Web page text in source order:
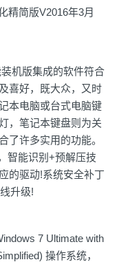
精简版V2016年3月
机版集成的软件符合
喜好，既大众，又时
本电脑或台式电脑键
，笔记本键盘则为关
了许多实用的功能。
智能识别+预解压技
的驱动!系统安全补丁
升级!
7 Ultimate with
操作系统，